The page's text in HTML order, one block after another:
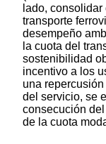
lado,
transporte
desempeño
la cuota del
sostenibilidad
incentivo a los
una
del servicio, se
consecución
de la cuota